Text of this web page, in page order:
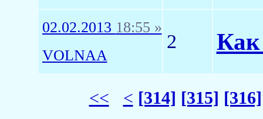
02.02.2013 18:55 »
VOLNAA
2 Как
<< < [314] [315] [316]